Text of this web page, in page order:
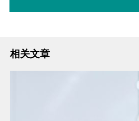
相关文章